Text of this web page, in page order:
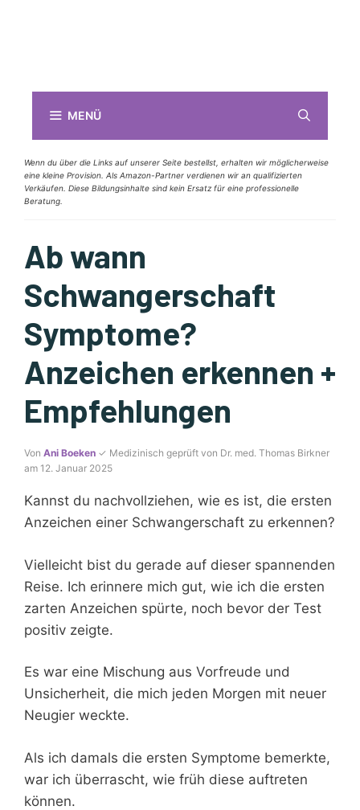
MENÜ
Wenn du über die Links auf unserer Seite bestellst, erhalten wir möglicherweise
eine kleine Provision. Als Amazon-Partner verdienen wir an qualifizierten
Verkäufen. Diese Bildungsinhalte sind kein Ersatz für eine professionelle
Beratung.
Ab wann
Schwangerschaft
Symptome?
Anzeichen erkennen +
Empfehlungen
Von Ani Boeken ✓ Medizinisch geprüft von Dr. med. Thomas Birkner
am 12. Januar 2025
Kannst du nachvollziehen, wie es ist, die ersten
Anzeichen einer Schwangerschaft zu erkennen?
Vielleicht bist du gerade auf dieser spannenden
Reise. Ich erinnere mich gut, wie ich die ersten
zarten Anzeichen spürte, noch bevor der Test
positiv zeigte.
Es war eine Mischung aus Vorfreude und
Unsicherheit, die mich jeden Morgen mit neuer
Neugier weckte.
Als ich damals die ersten Symptome bemerkte,
war ich überrascht, wie früh diese auftreten
können.